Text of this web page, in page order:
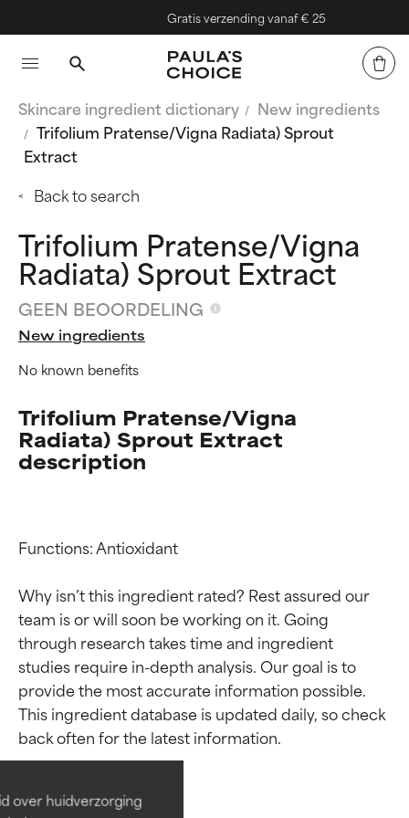
over huidverzorging
Gratis verzending vanaf € 25
Skincare ingredient dictionary
New ingredients
Trifolium Pratense/Vigna Radiata) Sprout
Extract
Back to search
Trifolium Pratense/Vigna
Radiata) Sprout Extract
GEEN BEOORDELING
New ingredients
No known benefits
Trifolium Pratense/Vigna
Radiata) Sprout Extract
description
Functions: Antioxidant
Why isn’t this ingredient rated? Rest assured our
team is or will soon be working on it. Going
through research takes time and ingredient
studies require in-depth analysis. Our goal is to
provide the most accurate information possible.
This ingredient database is updated daily, so check
Beoordelingen van
ingrediënten
Bewezen en ondersteund door
Beoordelingen van
ingrediënten
Bewezen en ondersteund door